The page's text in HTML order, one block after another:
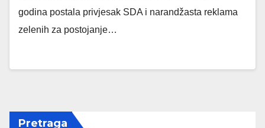
godina postala privjesak SDA i narandžasta reklama
zelenih za postojanje…
Pretraga